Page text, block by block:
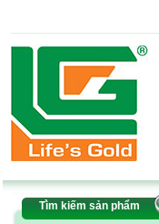
Tìm kiếm sản phẩm